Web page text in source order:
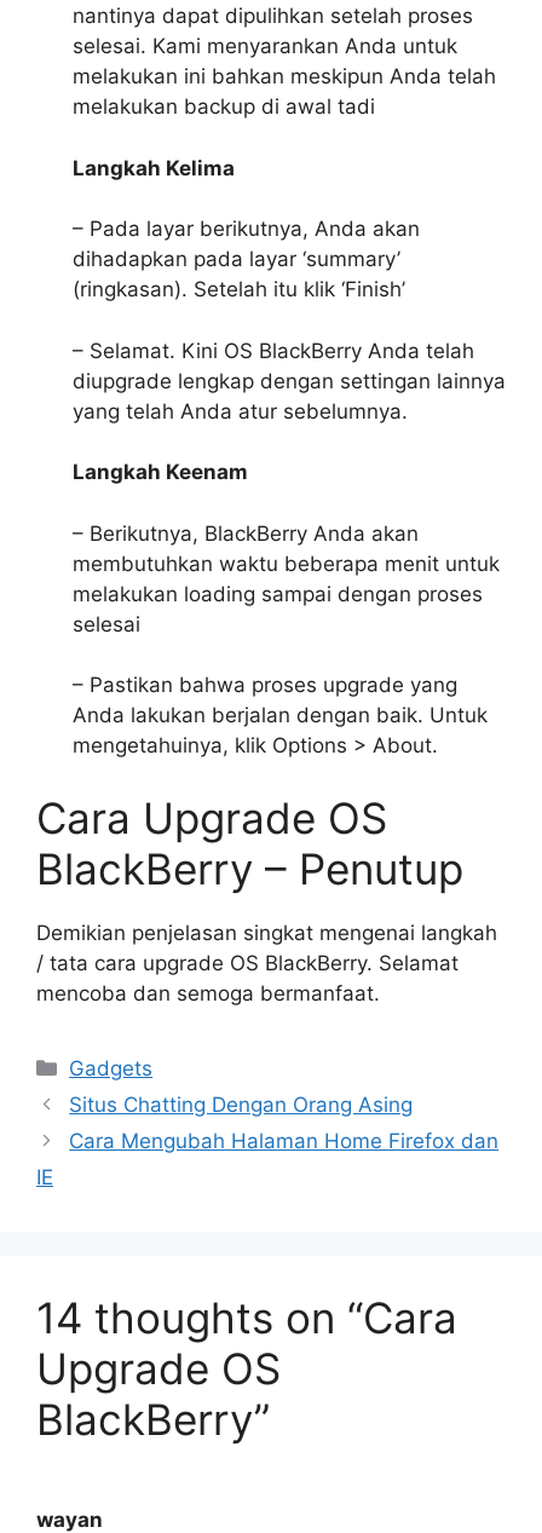
nantinya dapat dipulihkan setelah proses
selesai. Kami menyarankan Anda untuk
melakukan ini bahkan meskipun Anda telah
melakukan backup di awal tadi
Langkah Kelima
– Pada layar berikutnya, Anda akan
dihadapkan pada layar ‘summary’
(ringkasan). Setelah itu klik ‘Finish’
– Selamat. Kini OS BlackBerry Anda telah
diupgrade lengkap dengan settingan lainnya
yang telah Anda atur sebelumnya.
Langkah Keenam
– Berikutnya, BlackBerry Anda akan
membutuhkan waktu beberapa menit untuk
melakukan loading sampai dengan proses
selesai
– Pastikan bahwa proses upgrade yang
Anda lakukan berjalan dengan baik. Untuk
mengetahuinya, klik Options > About.
Cara Upgrade OS
BlackBerry – Penutup
Demikian penjelasan singkat mengenai langkah
/ tata cara upgrade OS BlackBerry. Selamat
mencoba dan semoga bermanfaat.
Categories
Gadgets
Situs Chatting Dengan Orang Asing
Cara Mengubah Halaman Home Firefox dan
IE
14 thoughts on “Cara
Upgrade OS
BlackBerry”
wayan